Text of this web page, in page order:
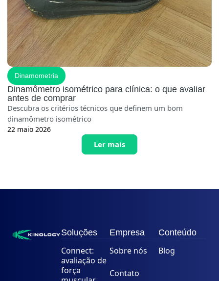
Dinamometria
Dinamômetro isométrico para clínica: o que avaliar
antes de comprar
Descubra os critérios técnicos que definem um bom
dinamômetro isométrico
22 maio 2026
Ler mais
Soluções
Connect:
avaliação de
força
Empresa
Sobre nós
Contato
Conteúdo
Blog